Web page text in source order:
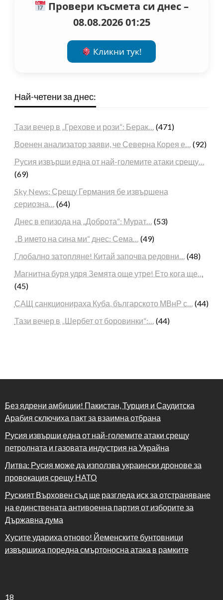
Провери късмета си днес –
08.08.2026 01:25
Кликни тук!
Най-четени за днес:
Тази вечер в „Грехове и рози“: Берак… (471)
Военен анализатор заяви, че Северна Корея е… (92)
Русия извърши една от най-големите атаки срещу…
(69)
Sky News: Срещу Германия бе извършена
сериозна… (64)
Днес в епизода на „Доброта“: Мурат… (53)
„В името на сина ми“ днес: Сема… (49)
Глобално затопляне! Китай започва редовни… (48)
Магнитна буря удря Земята още утре! Ето кога ще…
(45)
САЩ санкционираха Куба, българското МВнР с… (44)
Тази вечер в „Шербет от боровинки“:… (44)
Без ядрени амбиции! Пакистан, Турция и Саудитска
Арабия сключиха пакт за взаимна отбрана
Русия извърши една от най-големите атаки срещу
петролната и газовата индустрия на Украйна
Литва: Русия може да използва украински дронове за
провокация срещу НАТО
Руският Върховен съд ще разгледа иск за отстраняване
на единствената антивоенна партия от изборите за
Държавна дума
Хусите удариха отново! Йеменските бунтовници
извършиха поредна смъртоносна атака в рамките
18